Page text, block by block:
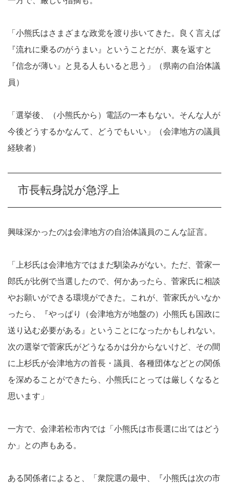
「小熊氏はさまざまな政党を渡り歩いてきた。良く言えば
『流れに乗るのがうまい』ということだが、裏を返すと
『信念が薄い』と見る人もいると思う」（県南の自治体議
員）
「選挙後、（小熊氏から）電話の一本もない。そんな人が
今後どうするかなんて、どうでもいい」（会津地方の議員
経験者）
市長転身説が急浮上
興味深かったのは会津地方の自治体議員のこんな証言。
「上杉氏は会津地方ではまだ馴染みがない。ただ、菅家一
郎氏が比例で当選したので、何かあったら、菅家氏に相談
やお願いができる環境ができた。これが、菅家氏がいなか
ったら、『やっぱり（会津地方が地盤の）小熊氏も国政に
送り込む必要がある』ということになったかもしれない。
次の選挙で菅家氏がどうなるかは分からないけど、その間
に上杉氏が会津地方の首長・議員、各種団体などとの関係
を深めることができたら、小熊氏にとっては厳しくなると
思います」
一方で、会津若松市内では「小熊氏は市長選に出てはどう
か」との声もある。
ある関係者によると、「衆院選の最中、『小熊氏は次の市